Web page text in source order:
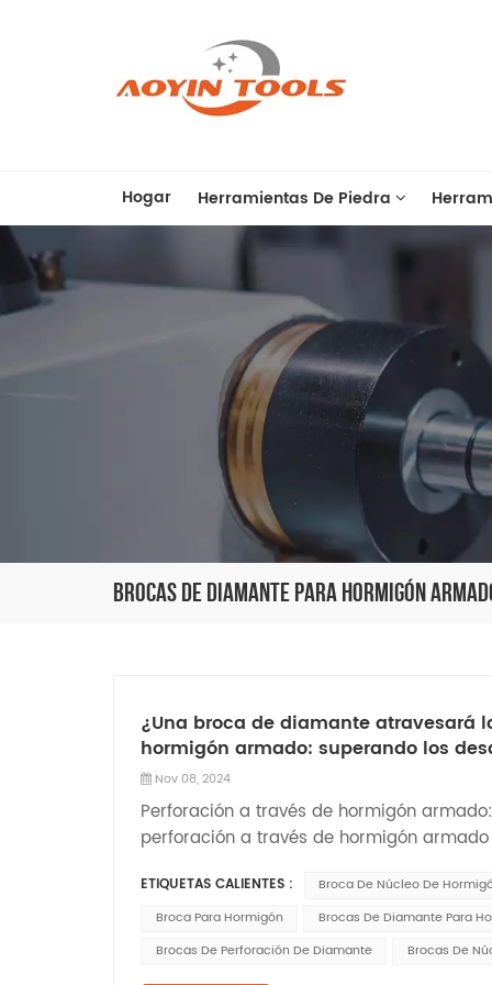
Hogar Herramientas De Piedra
Brocas De Diamante Para Hormigón
¿Una broca de diamante atravesará
hormigón armado: superando los
Nov 08, 2024
Perforación a través de hormigón
perforación a través de hormigón
ETIQUETAS CALIENTES : Broca De Núcleo De
Broca Para Hormigón
Brocas De Diamante Para
Brocas De Perforación De Diamante
Brocas De